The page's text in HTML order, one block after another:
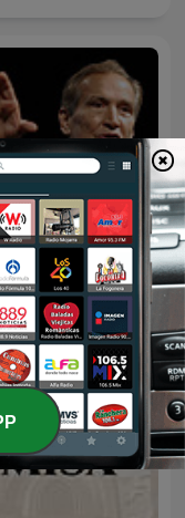
QUE VALE on
Oneplace.com